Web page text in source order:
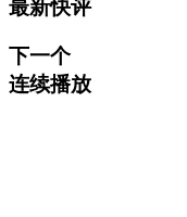
最新快评
下一个
连续播放